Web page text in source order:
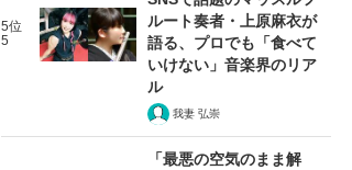
5位
5
ルート奏者・上原麻衣が
語る、プロでも「食べて
いけない」音楽界のリア
ル
我妻 弘崇
「最悪の空気のまま解